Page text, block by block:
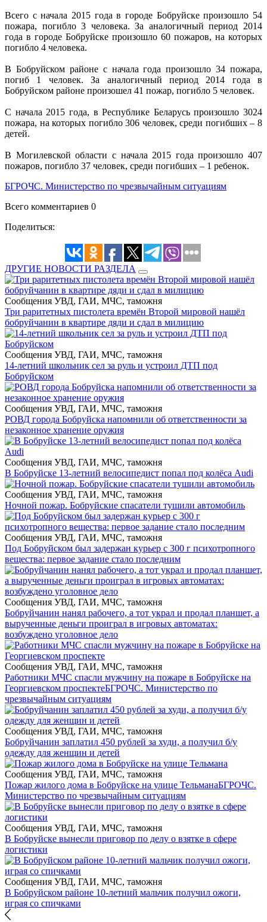
Всего с начала 2015 года в городе Бобруйске произошло 54
пожара, погибло 3 человека. За аналогичный период 2014
года в городе Бобруйске произошло 60 пожаров, на которых
погибло 4 человека.
В Бобруйском районе с начала года произошло 34 пожара,
погиб 1 человек. За аналогичный период 2014 года в
Бобруйском районе произошел 41 пожар, погибло 5 человек.
С начала 2015 года, в Республике Беларусь произошло 3024
пожара, на которых погибло 306 человек, среди погибших – 8
детей.
В Могилевской области с начала 2015 года произошло 407
пожаров, погибло 37 человек, среди погибших – 1 ребенок.
БГРОЧС. Министерство по чрезвычайным ситуациям
Всего комментариев 0
Поделиться:
ДРУГИЕ НОВОСТИ РАЗДЕЛА
Сообщения УВД, ГАИ, МЧС, таможня
Три раритетных пистолета времён Второй мировой нашёл
бобруйчанин в квартире дяди и сдал в милицию
Сообщения УВД, ГАИ, МЧС, таможня
14-летний школьник сел за руль и устроил ДТП под
Бобруйском
Сообщения УВД, ГАИ, МЧС, таможня
РОВД города Бобруйска напомнили об ответственности за
незаконное хранение оружия
Сообщения УВД, ГАИ, МЧС, таможня
В Бобруйске 13-летний велосипедист попал под колёса Audi
Сообщения УВД, ГАИ, МЧС, таможня
Ночной пожар. Бобруйские спасатели тушили автомобиль
Сообщения УВД, ГАИ, МЧС, таможня
Под Бобруйском был задержан курьер с 300 г психотропного
вещества: первое задание стало последним
Сообщения УВД, ГАИ, МЧС, таможня
Бобруйчанин нанял рабочего, а тот украл и продал планшет, а
вырученные деньги проиграл в игровых автоматах:
возбуждено уголовное дело
Сообщения УВД, ГАИ, МЧС, таможня
Работники МЧС спасли мужчину на пожаре в Бобруйске на
Георгиевском проспектеБГРОЧС. Министерство по
чрезвычайным ситуациям
Сообщения УВД, ГАИ, МЧС, таможня
Бобруйчанин заплатил 450 рублей за худи, а получил б/у
одежду для женщин и детей
Сообщения УВД, ГАИ, МЧС, таможня
Пожар жилого дома в Бобруйске на улице ТельманаБГРОЧС.
Министерство по чрезвычайным ситуациям
Сообщения УВД, ГАИ, МЧС, таможня
В Бобруйске вынесли приговор по делу о взятке в сфере
логистики
Сообщения УВД, ГАИ, МЧС, таможня
В Бобруйском районе 10-летний мальчик получил ожоги,
играя со спичками